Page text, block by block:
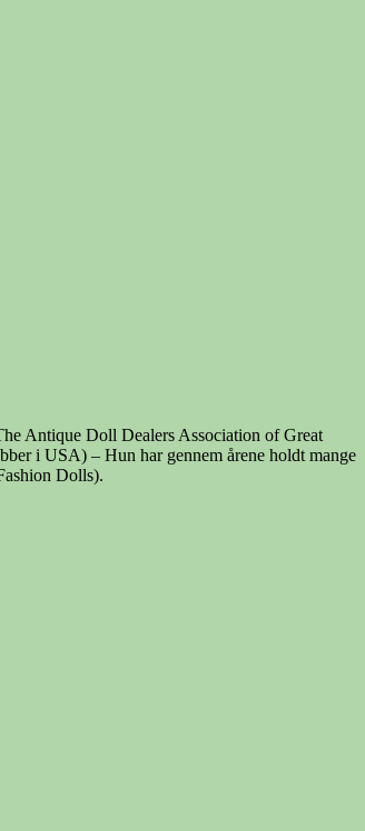
Antique Doll Dealers Association of Great
i USA) – Hun har gennem årene holdt mange
Dolls).